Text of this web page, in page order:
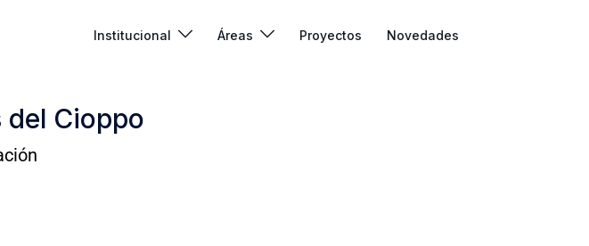
Institucional Áreas Proyectos Novedades
del Cioppo